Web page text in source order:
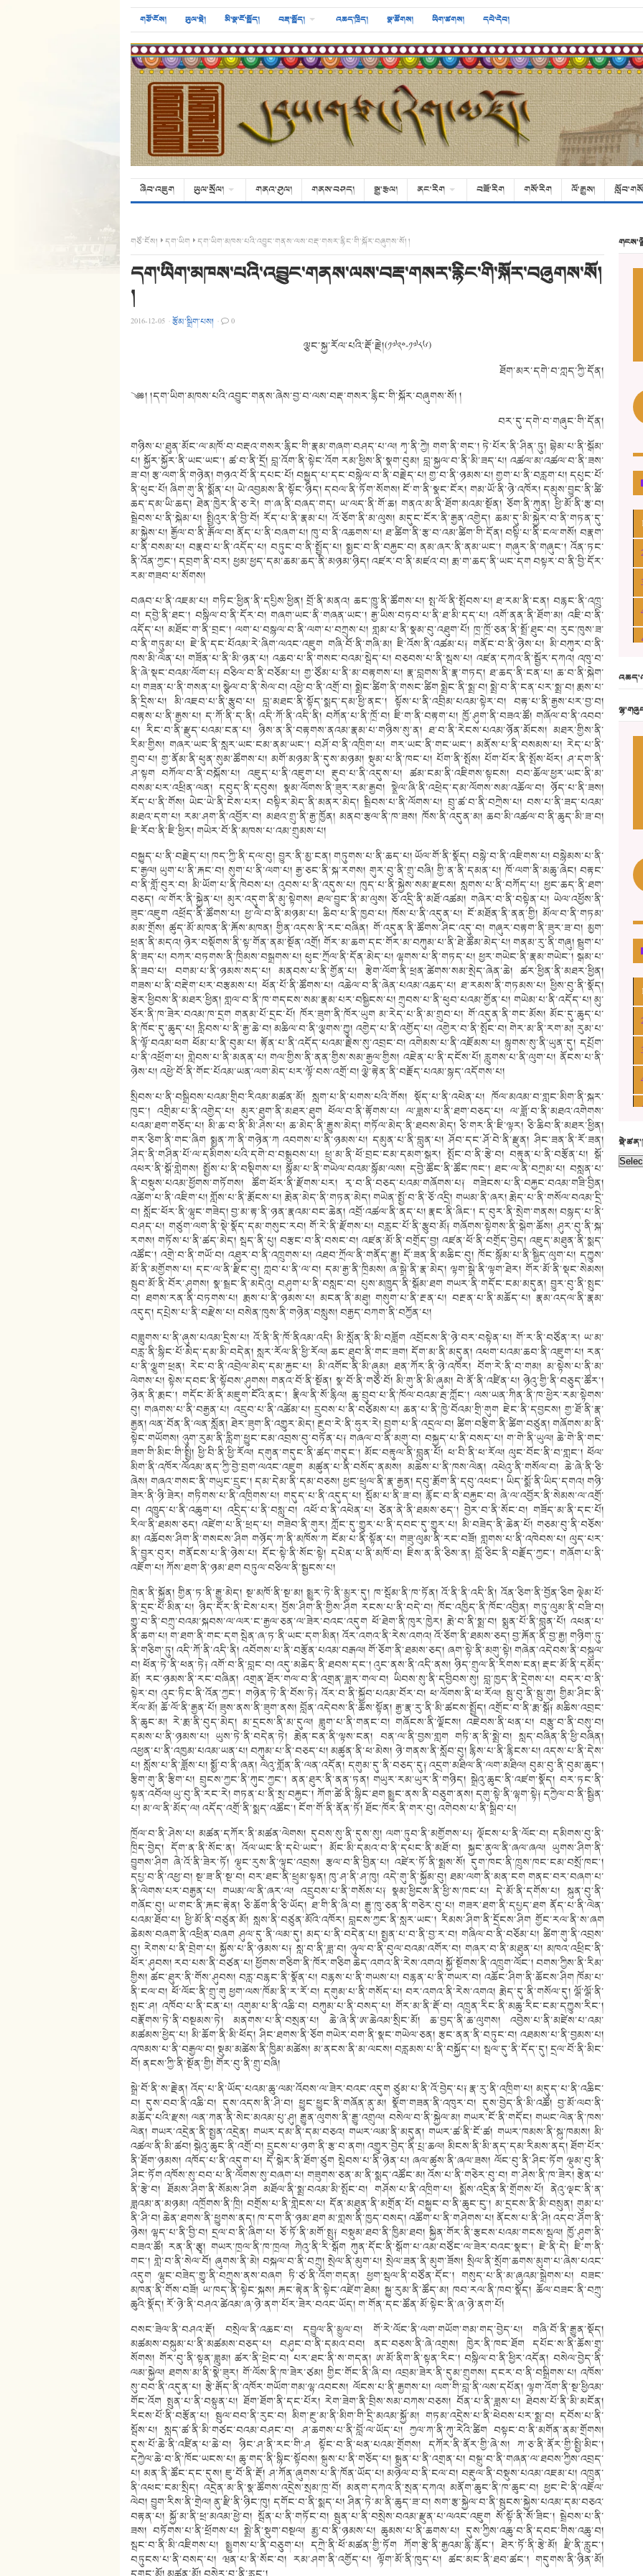
གཙོ་ངོས། ཡུལ་སྡེ། མི་སྣ་ངོ་སྤྲོད། བརྡ་སྤྲོད། འཆད་ཁྲིད། སྣ་ཚོགས། ཡིག་ཚགས། དཔེ་དེབ།
ཞིབ་འཇུག ཡུལ་སྲོལ། གནའ་ཤུལ། གནས་བཤད། སྒྱུ་རྩལ། ནང་རིག བཟོ་རིག གསོ་རིག ལོ་རྒྱུས།
གཙོ་ངོས། དག་ཡིག དག་ཡིག་མཁས་པའི་འབྱུང་གནས་ལས་བརྡ་གསར་རྙིང་གི་སྐོར་བཞུགས་སོ། །
དག་ཡིག་མཁས་པའི་འབྱུང་གནས་ལས་བརྡ་གསར་རྙིང་གི་སྐོར་བཞུགས་སོ།
།
2016-12-05 ·རྩོམ་སྒྲིག་པས། · 0
ལྕང་སྐྱ་རོལ་པའི་རྡོ་རྗེ།(༡༧༢༠-༡༧༨༦)
ཐོག་མར་དགེ་བ་ཀླད་ཀྱི་དོན།
༄༅། །དག་ཡིག་མཁས་པའི་འབྱུང་གནས་ཞེས་བྱ་བ་ལས་བརྡ་གསར་རྙིང་གི་སྐོར་བཞུགས་སོ། །
བར་དུ་དགེ་བ་གཞུང་གི་དོན།
གཉིས་པ་ཐུན་མོང་ལ་མཁོ་བ་བརྡའ་གསར་རྙིང་གི་རྣམ་གཞག་བཤད་པ་ལ། ཀྭ་ནི་ཀྱེ། གག་ནི་གང༌། ཏེ་པོར་ནི་ཤིན་ཏུ། བྷེམ་པ་ནི་སྒོམ་
པ། སྐྱོར་སྐྱོར་ནི་ཡང་ཡང༌། ཚ་བ་ནི་དྲོ། བླ་འོག་ནི་སྟེང་འོག རམ་ཕྱིས་ནི་སྣག་བུམ། བླ་སྐྱལ་བ་ནི་མི་ཟད་པ། འཚལ་མ་འཚལ་བ་ནི་ཟས་
ཟ་བ། རྩ་ལག་ནི་གཉེན། གཉའ་བོ་ནི་དཔང་པོ། བསྐྱུད་པ་དང་བསྙེལ་བ་ནི་བརྗེད་པ། གྱ་བ་ནི་ཉམས་པ། གྱག་པ་ནི་བརླག་པ། དཔུང་པོ་
ནི་ཕུང་པོ། ཞིག་གུ་ནི་སྨོན་པ། ཡེ་འབྱམས་ནི་སྟོང་ཉིད། དབལ་ནི་ཏོག་སོགས། ངོ་ག་ནི་སྣང་ངོར། གམ་ཡོ་ནི་ཉེ་འཁོར། དམུས་བྱུང་ནི་ཚི་
ཆད་དམ་ཡི་ཆད། ཐེན་ཁྱེར་ནི་ཅ་རེ། ག་ཞ་ནི་བཞད་གད། ཡ་ལད་ནི་གོ་ཆ། གནའ་མ་ནི་ཐོག་མའམ་སྔོན། ཅོག་ནི་ཀུན། ཕྱི་མོ་ནི་རྩ་བ།
སྦྲེབས་པ་ནི་སྐེམ་པ། སྤྱིའུར་ནི་བྱི་བོ། རོད་པ་ནི་རྣམ་པ། འོ་ཅོག་ནི་མ་ལུས། མདུང་ངོར་ནི་རྒྱན་འགྱེད། ཆམ་དུ་མི་སྐྱེར་བ་ནི་གཏན་དུ་
མ་སྐྱེས་པ། རྒྱོལ་བ་ནི་རྒོལ་བ། ནོད་པ་ནི་བཞག་པ། ཁུ་བ་ནི་འཆགས་པ། ཐ་ཚིག་ནི་རྩ་བ་འམ་ཚིག་གི་དོན། བསྟི་པ་ནི་ངལ་གསོ། བརྣག་
པ་ནི་བསམ་པ། བརྣབ་པ་ནི་འདོད་པ། བཏུང་བ་ནི་སྤྱོད་པ། སྨྱང་བ་ནི་བརྐྱང་བ། ནམ་ཞར་ནི་ནམ་ཡང༌། གཞུར་ནི་གཞུང༌། འོན་ཏང་
ནི་འོན་ཀྱང༌། དབྲག་ནི་བར། ཕྱམ་ཕྱད་དམ་ཆམ་ཆད་ནི་མཉམ་ཉིད། འཛར་བ་ནི་མཛའ་བ། རྨ་ག་ཆད་ནི་ཡང་དག བསྟར་བ་ནི་བྱི་དོར་
རམ་གཟབ་པ་སོགས།
བཞབ་པ་ནི་འཇམ་པ། གཏིང་ཕྱིན་ནི་དཔྱིས་ཕྱིན། བྲོ་ནི་མནའ། ཆང་ཁྱུ་ནི་ཚོགས་པ། སྤ་ལོ་ནི་སྤོབས་པ། ཐ་རམ་ནི་ངན། བརྙང་ནི་འཁྲུ་
བ། དབྱེ་ནི་ཐང༌། བསྙིལ་བ་ནི་དོར་བ། གཞག་ཡང་ནི་གཞན་ཡང༌། རྒྱ་ཡིས་བཏབ་པ་ནི་ཐ་མི་དད་པ། འགོ་ནན་ནི་ཐོག་མ། འཇི་བ་ནི་
འདོད་པ། མཐོང་ག་ནི་བྲང༌། ལག་པ་བསྙལ་བ་ནི་ལག་པ་བཀྲུས་པ། གླམ་པ་ནི་སྣམ་བུ་འཐུག་པོ། ཁྲ་ཁྲོ་ཅན་ནི་སྤྲོ་ཐུང་བ། རུང་ཁུས་ཟ་
བ་ནི་གཏུམ་པ། ཇེ་ནི་དང་པོའམ་རེ་ཞིག་ལའང་འཇུག གཞི་བོ་ནི་གཞི་མ། ཇི་འོས་ནི་འཚམ་པ༑ གནོང་བ་ནི་ཉེས་པ། མི་བཀུར་བ་ནི་
ཁས་མི་ལེན་པ། གཟོན་པ་ནི་མི་ཉན་པ། འཆབ་པ་ནི་གསང་བའམ་སྦེད་པ། བཅབས་པ་ནི་སྦས་པ། འཛན་དཀའ་ནི་སྦྱོར་དཀའ། འཁུ་བ་
ནི་ཞེ་སྡང་བའམ་ལོག་པ༑ བཅིལ་བ་ནི་བཅོམ་པ། གྱ་ཙོམ་པ་ནི་མ་བརྟགས་པ། རྣ་བླགས་ནི་རྣ་གཏད། ཐ་ཆད་ནི་ངན་པ། ཆ་བ་ནི་སྐེག་
པ། གཟན་པ་ནི་གསན་པ། སྩེལ་བ་ནི་སེལ་བ། འཕྱེ་བ་ནི་འགྲོ་བ། སྨྲེང་ཚིག་ནི་གསང་ཚིག སྨྲེང་ནི་སྨྲ་བ། སྨྲེ་བ་ནི་ངན་པར་སྨྲ་བ། རྨས་པ་
ནི་དྲིས་པ། མི་འཇབ་པ་ནི་རྩུབ་པ། བླ་མཐང་ནི་སྟོད་སྨད་དམ་ཕྱི་ནང༌། སྟོས་པ་ནི་འབྲིམ་པའམ་སྟེར་བ། བརྟ་པ་ནི་རྒྱས་པར་བྱ་བ།
བརྟས་པ་ནི་རྒྱས་པ། ད་ཀོ་ནི་ད་ནི། འདི་ཀོ་ནི་འདི་ནི། བཀོན་པ་ནི་ཁྲོ་བ། ཇི་ག་ནི་བརྟག་པ། ཁྱོ་ཤུག་ནི་བཟའ་ཚོ། གཞོལ་བ་ནི་འབབ་
པ། རིང་བ་ནི་རྫུད་པའམ་ངན་པ། ཉིས་ན་ནི་བརྟགས་ནའམ་རྣམ་པ་གཉིས་སུ་ན། ཐ་བ་ནི་རེངས་པའམ་ཉོན་མོངས། མཐར་གྱིས་ནི་
རིམ་གྱིས། གཞར་ཡང་ནི་སླར་ཡང་ངམ་ནམ་ཡང༌། བཤོ་བ་ནི་འཁྲིག་པ། གར་ཡང་ནི་གང་ཡང༌། མནོས་པ་ནི་བསམས་པ། རེད་པ་ནི་
གྲུབ་པ། གྱ་ནོམ་ནི་ཕུན་སུམ་ཚོགས་པ། མགོ་མཉམ་ནི་དུས་མཉམ། སྡུམ་པ་ནི་ཁང༌པ། པོག་ནི་སྤོས། པོག་པོར་ནི་སྤོས་ཕོར། ཤ་དག་ནི་
ཤ་སྟག བཀོལ་བ་ནི་བསྐོས་པ། འཇུད་པ་ནི་འཇུག་པ། རྡུབ་པ་ནི་འདུས་པ། ཚམ་ངམ་ནི་འཇིགས་སྟངས། བབ་ཆོལ་ཕྱར་ཡང་ནི་མ་
བསམ་པར་འཕྲིན་ལན། དབུད་ནི་དབུས། སྣམ་ལོགས་ནི་ཟུར་རམ་རྒྱབ། སྣྲེལ་ཞི་ནི་འཕྲེད་དམ་ལོགས་སམ་འཆོལ་བ། ཉོད་པ་ནི་ཟས།
རོད་པ་ནི་གོས། ཡེང་ཡེ་ནི་ངེས་པར། བསྟིར་མེད་ནི་མནར་མེད། སྦྲིབས་པ་ནི་ལོགས་པ། བྲུ་ཚ་བ་ནི་བཀྲེས་པ། བས་པ་ནི་ཟད་པའམ་
མཐའ་དག་པ། རམ་ཤག་ནི་འབྱོར་བ། མཐའ་གྲུ་ནི་རྒྱ་ཁྱོན། མནབ་རྩལ་ནི་ཁ་ཟས། ཁོས་ནི་འདུན་མ། ཆབ་མི་འཚལ་བ་ནི་ཆུད་མི་ཟ་བ།
ཇི་རོབ་ནི་ཇི་ཕྱིར། གཡེར་བོ་ནི་མཁས་པ་འམ་གྲུམས་པ།
བསྐྱུད་པ་ནི་བརྗེད་པ། ཁད་ཀྱི་ནི་དལ་བུ། བྱུར་ནི་མྱ་ངན། གཏུགས་པ་ནི་ཆད་པ། ཡོལ་གོ་ནི་སྣོད། བསྙེ་བ་ནི་འཇིགས་པ། བསྙེམས་པ་ནི་
ང་རྒྱལ། ཡུག་པ་ནི་རྐང་བ། སུག་པ་ནི་ལག་པ། རྒྱ་ཅང་ནི་སྐ་རགས། གུར་བུ་ནི་གྲུ་བཞི། གྱི་ན་ནི་དམན་པ། ཁོ་ལག་ནི་མཆུ་ཞེང། བརྟང་
བ་ནི་གློ་བུར་བ། མི་ཡོག་པ་ནི་ཁེབས་པ། འུབས་པ་ནི་འདུས་པ། ཁུད་པ་ནི་སྐྱེས་སམ་རྫངས། སླགས་པ་ནི་བཀོད་པ། ཕྱང་ཆད་ནི་ཐག་
བཅད། ལ་གོར་ནི་སྐྱེན་པ། མུར་འདུག་ནི་མུ་སྟེགས། ཐལ་བྱུང་ནི་མ་ལུས། ཅོ་འདྲི་ནི་མཐོ་འཚམ། གཞེར་བ་ནི་བསྟེན་པ། ཡེལ་འཕྱོས་ནི་
ཟུང་འཇུག འཕྲོད་ནི་ཚོགས་པ། ཕྱ་ལེ་བ་ནི་མཉམ་པ། ཆིབ་པ་ནི་ཁྱབ་པ། ཁོས་པ་ནི་འདུན་པ། ངོ་མཐོན་ནི་ནན་གྱི། མོལ་བ་ནི་གཏམ་
མམ་གྲོས། ཚུད་མོ་མཁན་ནི་རྐོས་མཁན། གྱིན་འདས་ནི་རང་བཞིན། གོ་འདུན་ནི་ཚོགས་ཤིང་འདུ་བ། གཞུར་བརྟག་ནི་ཟུར་ཟ་བ། མྱག་
ཕྲན་ནི་མདའ། ཉེར་བསྡོགས་ནི་སྟ་གོན་ནམ་སྔོན་འགྲོ། གོར་མ་ཆག་དང་གོར་མ་བཀུམ་པ་ནི་ཐེ་ཚོམ་མེད་པ། གནམ་རུ་ནི་གཞུ། སྦྲུག་པ་
ནི་ཟད་པ། བཀར་བཏགས་ནི་ཁྲིམས་བསྒྲགས་པ། ཕུང་ཀྲོལ་ནི་དོན་མེད་པ། ལྷགས་པ་ནི་གཏད་པ། ཕྱར་གཡེང་ནི་རྣམ་གཡེང༌། སྒམ་པ་
ནི་ཟབ་པ། བགམ་པ་ནི་ཉམས་སད་པ། མནབས་པ་ནི་གྱོན་པ། རྩེག་ལོག་ནི་ཕྲན་ཚེགས་སམ་སྲེད་ཞེན་ཆེ། ཚར་ཕྱིན་ནི་མཐར་ཕྱིན།
གཟས་པ་ནི་བརྡེག་པར་བརྩམས་པ། ཕོན་པོ་ནི་ཚོགས་པ། འཆེལ་བ་ནི་ཞེན་པའམ་འཆད་པ། ཐ་རམས་ནི་གཏམས་པ། ཕྱིས་བུ་ནི་སྣོད།
རྩེར་ཕྱིབས་ནི་མཐར་ཕྱིན། གླལ་བ་ནི་ཁ་གདངས་སམ་རྣམ་པར་བསྒྱིངས་པ། ཀྲུབས་པ་ནི་ཕུབ་པའམ་གྱོན་པ། གཡེམ་པ་ནི་འདོད་པ། མུ་
ཅོར་ནི་ཁ་ཟེར་བའམ་ཁ་དྲག གནམ་པོ་དྲང་པོ། ཁོར་ཟུག་ནི་ཁོར་ཡུག མ་རེད་པ་ནི་མ་གྲུབ་པ། གོ་འདུན་ནི་གང་མོས། མོང་དུ་ཆུད་པ་
ནི་ཁོང་དུ་ཆུད་པ། རླིབས་པ་ནི་རྒྱ་ཆེ་བ། མཆིལ་བ་ནི་ལྕགས་ཀྱུ། འགྱེད་པ་ནི་འགྱོད་པ། འགྱེར་བ་ནི་སྤོང་བ། གེར་མ་ནི་རག་མ། རུམ་པ་
ནི་ལྟོ་བའམ་ཕག ཕོམ་པ་ནི་བུམ་པ། རྟོན་པ་ནི་འདོད་པའམ་རྗེས་སུ་འབྲང་བ། འགེམས་པ་ནི་འཇོམས་པ། སྙུགས་སུ་ནི་ཡུན་དུ། དཔྲོག་
པ་ནི་འཕྲོག་པ། གླེབས་པ་ནི་མནན་པ། གལ་གྱིས་ནི་ནན་གྱིས་སམ་རྒྱལ་གྱིས། འཇེན་པ་ནི་དངོས་པོ། རླུགས་པ་ནི་ལུག་པ། ནོངས་པ་ནི་
ཉེས་པ། འཕྱེ་བོ་ནི་གོང་པོའམ་ཡན་ལག་མེད་པར་ལྟོ་བས་འགྲོ་བ། ལྕེ་རྟེན་ནི་བརྗོད་པའམ་སྙད་འདོགས་པ།
སྲིབས་པ་ནི་བསྒྲིབས་པའམ་གྲིབ་རིའམ་མཚན་མོ། སླག་པ་ནི་པགས་པའི་གོས། སྡོད་པ་ནི་འཕེན་པ། ཁོལ་མའམ་བ་གླང་མིག་ནི་སྐར་
ཁུང༌། འགྲིམ་པ་ནི་འགྱེད་པ། མུར་ཐུག་ནི་མཐར་ཐུག ཕོལ་བ་ནི་རྟོགས་པ། ལ་ཟླས་པ་ནི་ཐག་བཅད་པ། ལ་ཟློ་བ་ནི་མཐའ་འགེགས་
པའམ་ཐག་གཅོད་པ། མི་ཆ་བ་ནི་མི་ཤེས་པ། ཆ་མེད་ནི་རྒྱུས་མེད། གཏོལ་མེད་ནི་ཐབས་མེད། ཅི་གར་ནི་ཇི་ལྟར། ཅི་ཆིབ་ནི་མཐར་ཕྱིན།
གར་ཅིག་ནི་གང་ཞིག སྨྱན་ཀ་ནི་གཉེན་ཀ འབགས་པ་ནི་ཉམས་པ། དམུན་པ་ནི་བླུན་པ། ཤོབ་དང་ཤོ་བེ་ནི་རྫུན། ཤིང་ཟན་ནི་རོ་ཟན།
ཤིད་ནི་གཤིན་པོ་ལ་དམིགས་པའི་དགེ་བ་བསྒྲུབས་པ། ཕྲུ་མ་ནི་ཕོ་བྲང་ངམ་དམག་སྒར། སྤོང་བ་ནི་རྩེ་བ། བརྟུན་པ་ནི་བརྩོན་པ། སྒོ་
འཕར་ནི་སྒོ་གླེགས། སྤྱོས་པ་ནི་བསྡིགས་པ། སྙོམ་པ་ནི་གཡེལ་བའམ་སྙོམ་ལས། དབྱེ་ཚོང་ནི་ཚོང་ཁང༌། ཐང་ལ་ནི་བཀྲམ་པ། བསླན་པ་
ནི་བསྡུས་པའམ་ཕྱོགས་གཏོགས། ཚོག་ཕོར་ནི་རྫོགས་པར། རྭ་བ་ནི་བཅད་པའམ་གཞོགས་པ༑ གཟེངས་པ་ནི་བརྐྱང་བའམ་གཟི་བྱིན།
འཚེག་པ་ནི་འཇིག་པ། གློས་པ་ནི་རྨོངས་པ། རྨེན་མེད་ནི་གཏན་མེད། གཡེན་སྤྱོ་བ་ནི་ཅོ་འདྲི། གཡམ་ནི་ཞར། རྨེད་པ་ནི་གསོལ་བའམ་དྲི་
བ། སློང་ཕོར་ནི་ལྷུང་གཟེད། བྱ་མ་རྟ་ནི་ཉན་རྣའམ་བང་ཆེན། འབྲོ་འཚལ་ནི་ནད་པ། རྣང་ནི་ཞིང༌། ད་བུར་ནི་སྲེག་གནས། བསྙད་པ་ནི་
བཤད་པ། གཙུག་ལག་ནི་སྡེ་སྣོད་དམ་གསུང་རབ། གོ་རེ་ནི་རྫོགས་པ། བརླང་པོ་ནི་རྩུབ་མོ༑ གཞོགས་སྟེགས་ནི་སྒེག་ཆོས། ཤུར་བུ་ནི་སྐ་
རགས། གཏོས་པ་ནི་ཚད་མེད། སྦད་ནི་པུ། བརྩང་བ་ནི་བསང་བ། འཛན་མོ་ནི་བགྲོད་བྱ། འཛན་ཕོ་ནི་བགྲོད་བྱེད། འཇུད་མཐུན་ནི་སྨད་
འཚོང༌། འགྲེ་བ་ནི་གཡོ་བ། འཐུར་བ་ནི་འཁྲུགས་པ། འཐབ་ཀྲོལ་ནི་གནོད་རྒྱུ། དོ་ཟན་ནི་མཆིང་བུ། ཁོང་སྙོམ་པ་ནི་སྒྱིད་ལུག་པ། དཀྱུས་
མོ་ནི་མགྱོགས་པ། དང་ལ་ནི་རྫིང་བུ། ཀླབ་པ་ནི་ལ་བ། དམ་རྒྱ་ནི་ཁྲིམས། ཞ་སྒྲེ་ནི་རྣ་མེད། ལྟག་སྒྲེ་ནི་ལྟག་ཐེར། གོར་མོ་ནི་སྡང་སེམས།
སྦུབ་མོ་ནི་བོར་ཤུགས། སྣ་སྦྲང་ནི་མདེའུ། བཤུག་པ་ནི་བསླང་བ། པུས་མཁྱུད་ནི་སྒོམ་ཐག གཡར་ནི་གདོང་ངམ་མདུན། བྱུར་བུ་ནི་སྤུང་
བ། ཐགས་རན་ནི་བཏགས་པ། རྨས་པ་ནི་ཉམས་པ། མངན་ནི་མཐུ། གསུག་པ་ནི་རྔན་པ། བརྔན་པ་ནི་མཆོད་པ། རྣམ་འདལ་ནི་རྣམ་
འདུད། དཔྲེས་པ་ནི་བརྫེས་པ། བསེན་ཁུས་ནི་གཉེན་བསླུས། བརྒྱད་བཀག་ནི་བཀྱོན་པ།
བཟླུགས་པ་ནི་ཞུས་པའམ་དྲིས་པ། འོ་ནི་ནི་ཁོ་ནིའམ་འདི། མི་སློན་ནི་མི་བཟློག འབྲོངས་ནི་ཉེ་བར་བསྟེན་པ། གོ་ར་ནི་བཙོན་ར། ཡ་མ་
བརླ་ནི་སྙིང་པོ་མེད་དམ་མི་བདེན། སླར་རོལ་ནི་ཕྱི་རོལ། ཆང་ཐུབ་ནི་གང་ཟག། དོག་མ་ནི་མདུན། འཕག་པའམ་ཆབ་ནི་འཇུག་པ། རན་
པ་ནི་ལྕུག་ཕྲན། རེང་བ་ནི་འབྲེལ་མེད་དམ་རྐྱང་པ། མི་འགོང་ནི་མི་ཞུམ། ཐན་ཀོར་ནི་ཉེ་འཁོར། བོག་རེ་ནི་བ་གམ། མ་སྟེས་པ་ནི་མ་
ལེགས་པ། སྟེས་དབང་ནི་སྟོབས་ཤུགས། གནའ་བོ་ནི་སྔོན། སྣ་བོ་ནི་གཙོ་བོ། མི་གུ་ནི་མི་ཞུམ། བེ་ནོ་ནི་འཛིན་པ། ཉེའུ་གྱི་ནི་བཅུད་ཚོར༌།
ཉེན་ནི་རྨང༌། གདོང་མོ་ནི་མཇུག་ངོའི་ནང༌། རྣིལ་ནི་སོ་རྙིལ། ཆུ་བྲུབ་པ་ནི་ཁོལ་བའམ་རྦ་ཀློང༌། ལས་ཡན་ཀིན་ནི་ཁ་ཕྱེར་རམ་སྟེགས་
བུ། གཞགས་པ་ནི་བརྒྱན་པ། འདྲུབ་པ་ནི་འཚེམ་པ། དྲུབས་པ་ནི་བཙེམས་པ། ཆན་པ་ནི་ཁྱེ་བོའམ་གྲི་གུག ཇེང་ནི་དབྱངས། གྱ་ཐོ་ནི་རྣ་
རྒྱན། ལན་བོན་ནི་ལན་སློན། ཐེར་ཟུག་ནི་འགྱུར་མེད། རྔུབ་རེ་ནི་ཧུར་རེ། བྲུག་པ་ནི་འདྲལ་བ། ཚིག་བརྩིག་ནི་ཚིག་བཙུན། གཞོགས་མ་ནི་
སྟེང་གཡོགས། ཉུག་རུམ་ནི་རླིག་ཕྱུང་ངམ་འབྲས་བུ་བཏོན་པ༑ གཞལ་བ་ནི་མགུ་བ། བསྐྱད་པ་ནི་བསད་པ། ག་གེ་ནི་ཡུལ། ཆེ་གེ་ནི་གང་
ཟག་གི་མིང་གི་སྤྱི། ཕྱི་བི་ནི་ཕྱི་རོལ། དགུན་གདུང་ནི་ཚད་གདུང༌། མོང་བརྟུལ་ནི་བླུན་པོ། ཕ་བི་ནི་ཕ་རོལ། ལུང་བོང་ནི་བ་གླང༌། ཕོལ་
མིག་ནི་འཁོར་ལོའམ་ནད་ཀྱི་བྱེ་བྲག་ལའང་འཇུག མཚུན་པ་ནི་བསོད་ནམས། མཆེས་པ་ནི་ཁས་ལེན། འཕེའུ་ནི་གསོལ་བ། ཆེ་ཞེ་ནི་ཅི་
ཞེས། གཞའ་གསང་ནི་གཡུང་དྲུང༌། དམ་དེམ་ནི་དམ་བཅས། ཕྱང་ཕྲུལ་ནི་རྣ་རྒྱན། དབུ་རྨོག་ནི་དབུ་འཕང༌། ཡིད་སྨོ་ནི་ཡིད་དགའ། གཉི་
ཟེར་ནི་ཉི་ཟེར། གཏིགས་པ་ནི་འཁྲིགས་པ། གདུད་པ་ནི་འདུད་པ། སྦོམ་པ་ནི་ཟ་བ། རྙོང་བ་ནི་བརྐྱང་བ། ཞེ་ལ་འབྱོར་ནི་སེམས་ལ་འགྲོ་
བ། འཁྱུད་པ་ནི་འཆུག་པ། འདྲིད་པ་ནི་བསླུ་བ། འཕོ་བ་ནི་འཕེན་པ། ཙེན་ནེ་ནི་ཐམས་ཅད༌། བྱེར་བ་ནི་སོང་བ། གཟོད་མ་ནི་དང་པོ།
རིལ་ནི་ཐམས་ཅད། འཛེག་པ་ནི་ཕྲད་པ། གཟེབ་ནི་གུར། ཀློང་དུ་གྱུར་པ་ནི་དབང་དུ་གྱུར་པ། མི་བཟེད་ནི་ཆེན་པོ། གཅམ་བུ་ནི་བཅོས་
མ། འཆོབས་ཤིག་ནི་གསངས་ཤིག གཉོད་ཀ་ནི་མཁོས་ཀ ངོམ་པ་ནི་སྟོན་པ། གཟུ་ལུམ་ནི་རང་བཟོ། གླགས་པ་ནི་འཁེབས་པ། ལུད་པར་
ནི་བྱུར་བུར། གནོངས་པ་ནི་ཉེས་པ། དོང་སྟེ་ནི་སོང་སྟེ། དཔེན་པ་ནི་མཁོ་བ། ཇིས་ན་ནི་ཅིས་ན། བློ་ཅིང་ནི་བརྗོད་ཀྱང༌། གཞོག་པ་ནི་
འཇོག་པ། ཀོས་ཐག་ནི་ཉམ་ཐག བཏུལ་བཅིལ་ནི་སྦྱངས་པ།
ཁྲེན་ནི་སྐྱོན། གྱིན་ཏ་ནི་རྒྱུ་མེད། སྔ་མཁོ་ནི་སྔ་མ། སྨྱུར་ཏེ་ནི་མྱུར་དུ། ཁ་སྦོམ་ནི་ཁ་ཏོན། འོ་ནི་ནི་འདི་ནི། འོན་ཅིག་ནི་བྱོན་ཅིག ལྡེམ་པོ་
ནི་དྲང་པོ་མིན་པ། ཉིད་དོར་ནི་ངེས་པར། བྱོས་ཤིག་ནི་གྱིས་ཤིག རངས་པ་ནི་བདེ་བ། ཁོང་འཁྱིད་ནི་ཁོང་འབྱིན། གཏུ་ལུམ་ནི་བཟི་བ།
གྱུ་བ་ནི་བཀྲུ་བའམ་སྐབས་ལ་ལར་ང་རྒྱལ་ཅན་ལ་ཟེར་བའང་འདུག ཕོ་ཐེག་ནི་ཁུར་ཁྱེར། རྨེ་བ་ནི་སྨྲ་བ། སྨུན་པོ་ནི་བླུན་པོ། འཕན་པ་
ནི་ཆག་པ། ག་ཐག་ནི་གང་དག སྦེན་ཞ་ཏ་ནི་ཡང་དག་མིན། འོར་འགའ་ནི་རེས་འགའ། འོ་ཅོག་ནི་ཐམས་ཅད། བྱ་རྐོན་ནི་བྱ་རྒྱ། གཉིག་ཏུ་
ནི་གཅིག་ཏུ། འདི་ཀོ་ནི་འདི་ནི། འབོགས་པ་ནི་བརྩོན་པའམ་བརྒལ། གོ་ཅོག་ནི་ཐམས་ཅད། ཞག་སྟེ་ནི་མགུ་སྟེ། གཞེན་འདེབས་ནི་བསྐུལ་
བ། ཕོན་ཏེ་ནི་ཕན་ཏེ༑ འགོ་བ་ནི་བླང་བ། འདུ་མཆེད་ནི་ཐབས་དང༌། འུང་ནས་ནི་འདི་ནས། ཉིད་གྲུལ་ནི་རིགས་ངན། རྡང་མོ་ནི་དམོད་
མོ། རང་ཉམས་ནི་རང་བཞིན། འགྲན་ཐོར་གལ་བ་ནི་འགྲན་ཟླར་གལ་བ། ཡིབས་སུ་ནི་དབྱིབས་སུ། བླ་ཁྱད་ནི་དྲེགས་པ། བདར་བ་ནི་
སྟེར་བ། འུང་ཏིང་ནི་འོན་ཀྱང༌། གཉེན་ཏེ་ནི་བོས་ཏེ༑ འོར་བ་ནི་སྐྱོབ་པའམ་བོར་བ། ཕ་ལོགས་ནི་ཕ་རོལ། སྦུ་བུ་ནི་སྦུ་གུ། གྱིམ་ཤིང་ནི་
རོལ་མོ། ཆོ་ལོ་ནི་རྒྱན་པོ། ཟུས་ནས་ནི་ཟུག་ནས། བློན་འདེབས་ནི་ཆོས་སྟོན། རྒྱ་རྣ་རུ་ནི་མི་ཚངས་སྤྱོད། འགྲོང་བ་ནི་རྨ་སྒོ༑ མཆིས་འབྲང་
ནི་ཆུང་མ། རེ་རྨ་ནི་བུད་མེད། མ་དྲངས་ནི་མ་དུལ། ཟླུག་པ་ནི་གནང་བ། གཞོངས་ནི་ལྗོངས། འཇེབས་ནི་ཕན་པ། བརྩུ་བ་ནི་བསུ་བ།
དམས་པ་ནི་ཉམས་པ། ཡུས་ཏེ་ནི་བདེན་ཏེ། རྨེན་ངན་ནི་ལྟས་ངན། བན་ལ་ནི་བྱས་གླག གཏི་ན་ནི་སྨྲེ་བ། སླད་བཞིན་ནི་ཕྱི་བཞིན།
འཕྱན་པ་ནི་འཁྱམ་པའམ་ཡན་པ། བཀུམ་པ་ནི་བཅད་པ། མཚུན་ནི་ཕ་མེས། ཉེ་གནས་ནི་སློབ་བུ། རྙིས་པ་ནི་རྙིངས་པ། འདས་པ་ནི་དེས་
པ། སློས་པ་ནི་ཟློས་པ། སྨྱོ་བ་ནི་ཞན། ལེའུ་གློན་ནི་ལན་འདོན། དགུམ་དུ་ནི་བཅད་དུ༑ འདྲག་མཐིལ་ནི་ལག་མཐིལ། བུམ་བུ་ནི་བུམ་ཆུང༌།
རྩིག་གུ་ནི་རྩིག་པ། བྲུངས་ཀྱང་ནི་ཀུང་ཀྱང༌། ནན་ཐུར་ནི་ནན་ཏན། གཡུར་རམ་ཡུར་ནི་གཉིད། སྒྲེའུ་ཆུང་ནི་འཛག་སྣོད། བར་ཏང་ནི་
སྟན་འབོལ། ཡུ་བུ་ནི་རང་རེ། གཏན་པ་ནི་སྲ་བརྐྱང༌། ཀོག་ཚེ་ནི་སྙིང་ཐག སྨྱུང་ནས་ནི་བཅུག་ནས། དགུ་སྟེ་ནི་ལྷག་སྟེ༑ དཀྱེལ་བ་ནི་སྦྱིན་
པ། མ་ལ་ནི་མོད་ལ། འདོད་འགྲོ་ནི་སྨད་འཚོང༌། ངོག་གོ་ནི་ནོན་ཏོ། ཐོང་ཁོར་ནི་གར་བུ། འགེབས་པ་ནི་སྒྲིབ་པ།
ཁྲོལ་བ་ནི་ཤེས་པ། མཚན་དཀོར་ནི་མཚན་ལེགས། དུབས་སུ་ནི་དུས་སུ། ལག་ཏུབ་ནི་མགྱོགས་པ༑ ལྡོངས་པ་ནི་ལོང་བ། དམིགས་བུ་ནི་
ཁྲིད་བྱེད། དོག་ན་ནི་སོང་ན། འོལ་ཡང་ནི་དཔེ་ཡང༌། མོང་མི་དམའ་བ་ནི་དཔང་ནི་མཐོ་བ། སྐྱང་ནུལ་ནི་ཞལ་ཞལ། ཡུགས་ཤིག་ནི་
བྱུགས་ཤིག ཞེ་འོ་ནི་ཟེར་ཏོ། ལྡུང་རུས་ནི་ལྟུང་འབྲས། རྩལ་བ་ནི་བྱིན་པ། འཛེར་ཏོ་ནི་སྨྲས་སོ། དུག་ཁང་ནི་ཁྲུས་ཁང་ངམ་བསྲོ་ཁང༌།
དཔྱ་བ་ནི་འཕྱ་བ། སྔ་ཟ་ནི་སྔ་བ། བར་ཐང་ནི་ཕྲུམ་སྟན། ཁུ་ཤ་ནི་ཤ་ཁུ། འདེ་གུ་ནི་སྐྱོམ་བུ། ཐམ་ལག་ནི་མན་ངག གནང་བར་བཞག་པ་
ནི་ལེགས་པར་བརྒྱན་པ། གཡམ་ལ་ནི་ཞར་ལ། འདྲུབས་པ་ནི་གསོས་པ༑ སྣམ་ཕྱིངས་ནི་ཕྱི་ས་ཁང་པ། དེ་མོ་ནི་དགོས་པ། སྐུན་བུ་ནི་
གཞོང་བུ། ཡ་གང་ནི་རྐང་རྟེན། ཅི་ཆོག་ནི་ཅི་ཡོད། ཐ་གི་ནི་ཞི་བ། རྒྱུ་ཁུ་ཅན་ནི་གཅེར་བུ་པ། གཟར་ཐག་ནི་དཔྱད་ཐག ནོད་པ་ནི་ལེན་
པའམ་ཐོབ་པ། ཕྱི་མོ་ནི་བཙུན་མོ། སླས་ནི་བཙུན་མོའི་འཁོར། བླངས་ཀྱང་ནི་སླར་ཡང༌། རིམས་ཤིག་ནི་དྲོངས་ཤིག གྱོང་རལ་ནི་ས་ཞག
ཆེམས་བཞག་ནི་འཕྲིན་བཞག ཤུལ་དུ་ནི་ལམ་དུ། མད་པ་ནི་བདེན་པ། སྤྱན་པ་བ་ནི་བྱ་ར་བ། གཞིལ་བ་ནི་བཅོམ་པ། ཚིག་གུ་ནི་འབྲས་
བུ། རེགས་པ་ནི་བྲེག་པ། སྐྱོས་པ་ནི་ཉམས་པ༑ སླ་བ་ནི་ཟླ་བ། ཉུལ་བ་ནི་བུལ་བའམ་འགོར་བ། གཞར་བ་ནི་མཐུན་པ། མཁའ་འཕྲིང་ནི་
ཕོར་ཤུབས། རབ་པས་ནི་བཙན་པ། ཕྱོགས་གཅིག་ནི་ཁོར་གཅིག ཆེད་འགའ་ནི་རེས་འགའ། སྐྱོ་སྔོགས་ནི་འཁྲུག་ལོང༌། བགས་ཀྱིས་ནི་རིམ་
གྱིས། ཚང་ཐུར་ནི་གོས་ཤུབས། བརླ་བརྙང་ནི་སྣོན་པ། བརྙས་པ་ནི་གཡས་པ། བརྙན་པ་ནི་གཡར་བ། འཆོང་ཤིག་ནི་ཆོངས་ཤིག ཁོམ་པ་
ནི་ངལ་བ། ཕོ་ལོང་ནི་གྲུ་གུ ཕྱག་ལས་ཁོམ་ནི་ར་རོ་བ། དགུམ་པ་ནི་གསོད་པ། བར་འགའ་ནི་རེས་འགའ། རྨེད་དུ་ནི་གསོལ་དུ། ལྒོ་ལྒོ་ནི་
སྤང་ཤ། འཁོབ་པ་ནི་ངན་པ། འགུམ་པ་ནི་འཆི་བ། བཀུམ་པ་ནི་བསད་པ། གོར་མ་ནི་རྡོ་བ། འཁྲུན་རིང་ནི་མཆུ་རིང་ངམ་དཀྱུས་རིང༌།
བརྣོགས་ཏེ་ནི་བསྔམས་ཏེ། མནགས་པ་ནི་བསྲན་པ། ཆེ་ཞེ་ནི་ཨ་ཆེའམ་སྲིང་མོ། ཆ་བྱད་ནི་ཆ་ལུགས། འབྱེས་པ་ནི་མཛེས་པ་འམ་
མཚམས་ཕྱེད་པ། མི་ཆོག་ནི་མི་ཕོད། ཤིང་ཐགས་ནི་ཅོག གཡེར་བག་ནི་སྣང་གཡེལ་ཅན། རྩང་ནན་ནི་བཏུང་བ། འཐམས་པ་ནི་བྱམས་པ།
འཁམས་པ་ནི་བརྒྱལ་བ། སྡུམ་མཚེས་ནི་ཁྱིམ་མཚེས། མ་ནངས་ནི་མ་ལངས། བརླམས་པ་ནི་བསྐྱོད་པ། སྦལ་དུ་ནི་དོད་དུ། དྲལ་བོ་ནི་མིང་
བོ། ནངས་ཀྱི་ནི་སྔོན་གྱི། གོར་བུ་ནི་གྲུ་བཞི།
སྒྲེ་བོ་ནི་ས་རྗེན། འོད་པ་ནི་ཡོད་པའམ་ཆུ་ལམ་འོབས་ལ་ཟེར་བའང་འདུག ཙུམ་པ་ནི་འོ་བྱེད་པ༑ རྣ་རུ་ནི་འཁྲིག་པ། མདུད་པ་ནི་འཆིང་
བ། དུས་བབ་ནི་འཆི་བ། དུས་འདས་ནི་ཤི་བ། ཕྱུང་ཕྱུང་ནི་གཞོན་ནུ་མ། སྣོག་གཟན་ནི་འཁུར་བ། དུས་བྱེད་ནི་མི་འཚོ། བྱ་མོ་ལབ་ནི་
མཆོད་པའི་རྫས། ལན་ཀན་ནི་སེང་མའམ་པུ་ཤུ། རྒྱུན་ལུགས་ནི་རྒྱུ་འགྲུལ། བསེལ་བ་ནི་སྐྱེལ་མ། གཡར་ངོ་ནི་གདོང། གཡང་ལེན་ནི་ཁས་
ལེན། གཡར་འདྲེན་ནི་སྤྱན་འདྲེན། གཡར་དམ་ནི་དམ་བཅའ། གཡར་ལམ་ནི་མདུན། གཡར་ཚ་ནི་ངོ་ཚ། གཡར་ཁམས་ནི་སྐུ་ཁམས། མི་
འཚལ་ནི་མི་ཚབ། སྒེའུ་ཆུང་ནི་འགྲོ་བ། དྲུངས་པ་ཉག་ནི་རྩ་བ་ནག། འགྱུར་བྱེད་ནི་པྲ་ཆལ། མིངས་ནི་མི་ནད་དམ་རིམས་ནད། ཐོག་པོར་
ནི་ཐོག་ཉམས། འཁོད་པ་ནི་འདུག་པ། དོ་སྒེར་ནི་ཐོག་ཙུག སྦེབས་པ་ནི་ཉེན་པ། ཞལ་ཚུས་ནི་ཞལ་ཟས། ལོང་བུ་ནི་ཤིང་ཏོག ལྡུམ་བུ་ནི་
ཤིང་ཏོག འཁོས་སུ་བབ་པ་ནི་ལོགས་སུ་བཞག་པ། གཟུགས་ཅན་མ་ནི་སྨད་འཚོང་མ། འོས་པ་ནི་གཅེར་བུ་བ། ག་ཤེས་ནི་ཁ་ཟེར། རྩེན་པ་
ནི་རྩེ་བ། ཐོམས་ཤིག་ནི་སོམས་ཤིག མཐོལ་ནི་སྨྲ་བའམ་མི་སྤོང་བ། གཤོས་པ་ནི་འཁྲིག་པ། སྨོས་འདྲིན་ནི་གྲོགས་པོ། ནེའུ་ལྡང་ནི་ན་
ཟླའམ་ན་མཉམ། འཁྲོགས་ནི་ཁྲི། བགྲོས་པ་ནི་གླེངས་པ། དོན་མཐུན་ནི་མགྲོན་པོ། བསྐྱུང་བ་ནི་ཆུང་ངུ༌། མ་དྲངས་ནི་མི་བསྲུན། གུམ་པ་
ནི་ཤི་བ། ཆེན་ཐགས་ནི་ཕྱུགས་ནད། ཁ་དག་ནི་ཉམ་ཐག མ་གླས་ནི་ཁྱད་བསད། འཚོག་པ་ནི་གཤེགས་པ། ནོངས་པ་ནི་ཤི། འདབ་ཤོག་ནི་
ཉེས། ལྷད་པ་ནི་བྱི་བ། དྲལ་བ་ནི་ཞིག་པ། ཅོ་ཏོ་ནི་མགོ་སྤུ༑ བསྡུམ་ཐབ་ནི་ཁྱིམ་ཐབ། སྐྱིན་གོར་ནི་རྩངས་པའམ་གངས་སྦལ། ཁྱོ་ཤུག་ནི་
བཟའ་ཚོ། རན་ནི་རྩྭ། གཡར་ཁྲལ་ནི་ཁ་ཁྲལ། ཀེའུ་ནི་རི་སྒོག ཀུན་དོང་ནི་སྒོག་པ་འམ་བཙོང་ལ་ཟེར་བའང་སྣང༌། ཇེ་ནི་དེ། ཇི་ག་ནི་
གང༌། གླེ་བ་ནི་སེལ་བོ། ཞུགས་ནི་མེ། བསྐལ་བ་ནི་བཀྲུ། སྲེལ་ནི་མུག་པ། སྲེལ་ཟན་ནི་མུག་ཟོས། སྲིལ་ནི་སྲོག་ཆགས་མུག་པ་ཞེས་པའང་
འདུག ལྷུང་བཟེད་གྱུ་ནི་བཀྲུས་ནས་བཞག ཏི་ཙ་ནི་འོག་གདན། ཕྱག་སྦལ་ནི་བཙོན་དོང༌། གསུད་པ་ནི་མ་ཞུའམ་སྒྲེགས་པ། བཟང་
མཁན་ནི་གོས་བཟོ། ཡ་ཁད་ནི་སྟེང་སྐས། རྐང་རྟེན་ནི་སྟེང་འཛེག་ཐེམ། སྐྱུ་རུམ་ནི་ཚོད་མ། ཁབ་རལ་ནི་ཁབ་སྣོད། ཆོལ་བཟང་ནི་བཀྲུ་
ཆུའི་སྣོད། རོ་ཉེ་ནི་བཤའ་ཚེའམ་ཞ་ཉེ་ནག་པོར་ཟེར་བའང་ཡོད། ག་གོན་དང་ཚོན་མོ་སྟེང་ནི་ཞ་ཉེ་ནག་པོ།
བསང་ཟེལ་ནི་བཤའ་རྡོ། བསྲེལ་ནི་འཆང་བ། དབྱུལ་ནི་མྱུལ་བ། གོ་རེ་ལོང་ནི་ལག་གཡོག་གམ་གད་བྱེད་པ། གཞི་བོ་ནི་རྒྱུན་སྡོད།
མཚམས་བསྐུམ་པ་ནི་མཚམས་བཅད་པ། བཤུང་བ་ནི་དམའ་བབ། ནང་བཅས་ནི་ཞེ་འགྲས། ཁྱེར་ནི་ཁང་ཐོག དཔོང་ས་ནི་ཆོས་གྲྭ་
སོགས། གོར་བུ་ནི་སྟན་ཟླུམ། ཚར་ནི་ཕྲེང་བ། པར་ཐང་ནི་ས་གདན། ཨ་མོ་ནིག་ནི་སྟན་རིང༌། བསྙིལ་བ་ནི་ཕྱིར་འདོན། བསེལ་བྱེད་ནི་
ལམ་སྐྱེལ། ཐགས་མ་ནི་སྣེ་ཟུར། གོ་ལོས་ནི་ཁ་ཟེར་ཙམ། གྱིང་གོང་ནི་ཞི་བ། འབྲམ་ཟེར་ནི་དུམ་གྲུགས། དངར་བ་ནི་བསྒྲིགས་པ། འཁོས་
སུ་བབ་ནི་འདུན་པ། རྩེ་རྒོད་ནི་འཁོར་གཡོག་གམ་ལྷ་འབངས། ལོངས་པ་ནི་རྒྱགས་པ། ལག་གི་བླ་ནི་ལས་དཔོན། ལྟག་འོག་ནི་སྔ་ཕྱིའམ་
གོང་འོག སྤུན་པ་ནི་བསྟུན་པ། ཐོག་ཐོག་ནི་དང་པོར། རེག་ཟེག་ནི་བྲིས་སམ་བཀས་བཅས། བོན་པ་ནི་ཟླས་པ། ཐེབས་པོ་ནི་མི་མངོན།
རིངས་པོ་ནི་བརྩོན་པ། སྦུལ་བབ་ནི་རུང་བ། མིག་རྔུ་མ་ནི་མིག་གི་དྲི་མའམ་སྐྱོ་མ། གཏམ་འདྲེས་པ་ནི་ཕེབས་པར་སྨྲ་བ། དབོས་པ་ནི་
སྦོས་པ། སླད་ཚ་ནི་མི་གཙང་བའམ་བཤང་བ། ཤ་ཆགས་པ་ནི་བློ་ལ་ཡོད་པ། ཀྱལ་ཀ་ནི་ཀུ་རེའི་ཚིག བསྟང་བ་ནི་མགོན་ནམ་གྲོགས།
དུས་པོ་ཆེ་ནི་འཛིན་པ་ཆེ་བ། ཉིང་ཤ་ནི་རང་གི་ཤ སྟོང་བ་ནི་ཕན་པའམ་གྲོགས། དཀོར་ནི་ནོར་གྱི་ཞེ་ས། ཀ་ཅ་ནི་ནོར་གྱི་སྤྱི་མིང༌།
དཀྱེལ་ཆེ་བ་ནི་ཁོང་ཡངས་པ། ཆུ་གད་ནི་སྙིང་སྟོབས། སྐྲུས་པ་ནི་གཅོད་པ། སྒྲུན་པ་ནི་འགྲན་པ། བསྐྲུ་བ་ནི་གཞན་ལ་ཐབས་ཀྱིས་འབྲད་
པ། མན་ནི་ཚོང་དང་དུས། ཇུ་བོ་ནི་རྡོ། ཤ་ཀོན་ཞུགས་པ་ནི་ཁོན་ཡོད་པ། མཉེལ་བ་ནི་ངལ་བ། བརྡུལ་ནི་བསྡུས་པའམ་འཇམ་པ། འཁྲུན་
ནི་འཕང་ངམ་སྲིད། འདྲེན་མ་ནི་སྣ་ཚོགས་འདྲེས་སྲམ་ཁྲ་བོ། མནག་དཀའ་ནི་སྲན་དཀའ། མནོག་ཆུང་ནི་ཁ་ཆུང་བ། ཕྱང་ངེ་ནི་འཇོལ་
ལེབ། བྱུག་རིས་ནི་གྲེལ། ནུ་རྫི་ནི་ཉིང་ཁུ། དགོང་བ་ནི་སྨད་པ། ཤིན་ཏེ་མ་ནི་ཆུད་ཟ་བ། སག་རྩ་སྐྱེལ་བ་ནི་སྦུངས་སྐྱེས་པའམ་དམ་བཅའ་
བརྟན་པ། སྐྱོ་མ་ནི་ཕྲ་མའམ་ཕྱེ་བ། སྦོན་པ་ནི་གཏོང་བ། སྦུན་པ་ནི་བསྲེས་བའམ་རྫུན་པ་ལའང་འཇུག སོ་སྟོ་ནི་སོ་ཟིང༌། སྦྲེབས་པ་ནི་
ཟས། བཏོགས་པ་ནི་ཕྲོགས་པ། སྨྲེ་ནི་སྡུག་བསྔལ། རྨྱ་བ་ནི་ཉམས་པ། ཆུམས་པ་ནི་ཆགས་པ། དུས་ཀྱིས་འཆུ་བ་ནི་དབང་གིས་འཆུ་བ།
སྦང་བ་ནི་མི་འཇིགས་པ། སྨྱུགས་པ་ནི་བཅུག་པ། དཀྲེ་ནི་ཕོ་མཚན་གྱི་ཏོག ཀོག་རྩེ་ནི་རྒྱའམ་རྙི་རྙོང༌། ཐེར་ཏོ་ནི་རྩེ་མོ། རྫི་ནི་རླུང༌།
བཏུངས་པ་ནི་བསད་པ། ཝན་པ་ནི་སོང་བ། རམ་ཤག་ནི་འགྱོད་པ། ལྟོག་མོ་ནི་ཁུད་པ། ཚང་མང་ནི་ཐབ་ཚང༌། གདུགས་ནི་ཉིན་མོ།